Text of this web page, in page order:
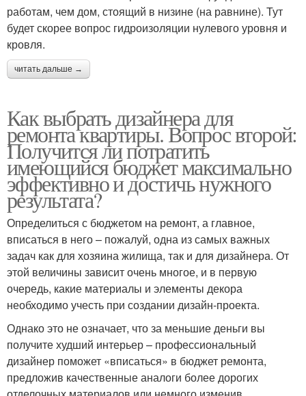
работам, чем дом, стоящий в низине (на равнине). Тут
будет скорее вопрос гидроизоляции нулевого уровня и
кровля.
читать дальше →
Как выбрать дизайнера для
ремонта квартиры. Вопрос второй:
Получится ли потратить
имеющийся бюджет максимально
эффективно и достичь нужного
результата?
Определиться с бюджетом на ремонт, а главное,
вписаться в него – пожалуй, одна из самых важных
задач как для хозяина жилища, так и для дизайнера. От
этой величины зависит очень многое, и в первую
очередь, какие материалы и элементы декора
необходимо учесть при создании дизайн-проекта.
Однако это не означает, что за меньшие деньги вы
получите худший интерьер – профессиональный
дизайнер поможет «вписаться» в бюджет ремонта,
предложив качественные аналоги более дорогих